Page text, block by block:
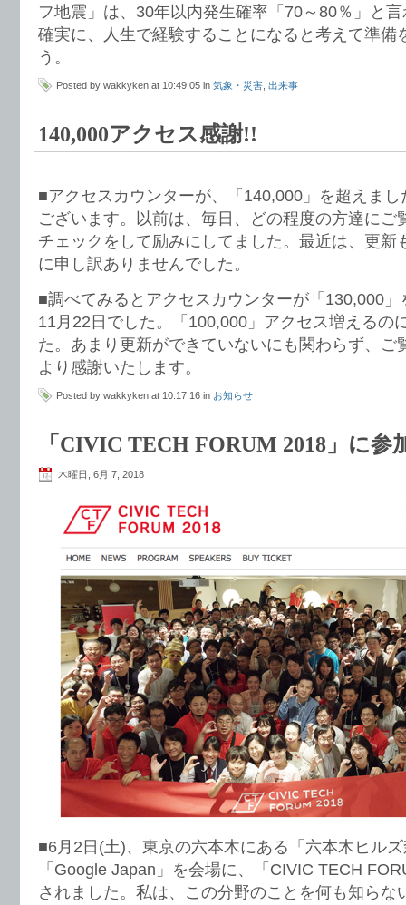
フ地震」は、30年以内発生確率「70～80％」と
確実に、人生で経験することになると考えて準備
う。
Posted by wakkyken at 10:49:05 in 気象・災害 出来事
140,000アクセス感謝!!
■アクセスカウンターが、「140,000」を超えま
ございます。以前は、毎日、どの程度の方達にご
チェックをして励みにしてました。最近は、更新
に申し訳ありませんでした。
■調べてみるとアクセスカウンターが「130,000
11月22日でした。「100,000」アクセス増えるの
た。あまり更新ができていないにも関わらず、ご
より感謝いたします。
Posted by wakkyken at 10:17:16 in お知らせ
「CIVIC TECH FORUM 2018」に
木曜日, 6月 7, 2018
■6月2日(土)、東京の六本木にある「六本木ヒル
「Google Japan」を会場に、「CIVIC TECH
されました。私は、この分野のことを何も知らな